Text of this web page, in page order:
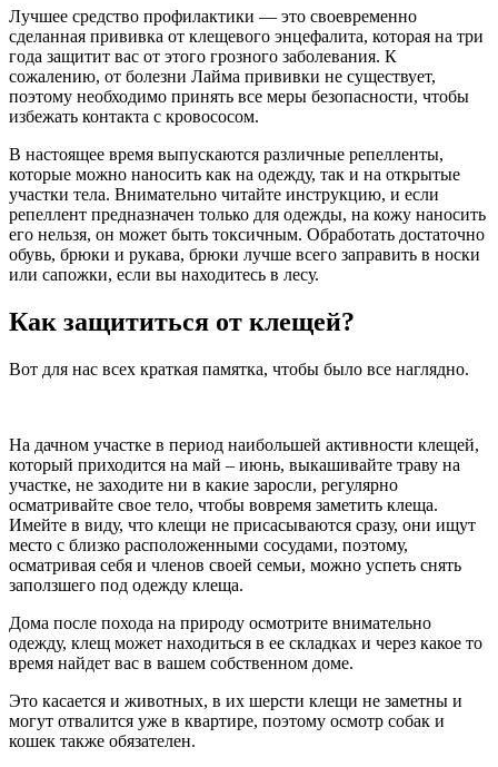
Лучшее средство профилактики — это своевременно
сделанная прививка от клещевого энцефалита, которая на три
года защитит вас от этого грозного заболевания. К
сожалению, от болезни Лайма прививки не существует,
поэтому необходимо принять все меры безопасности, чтобы
избежать контакта с кровососом.
В настоящее время выпускаются различные репелленты,
которые можно наносить как на одежду, так и на открытые
участки тела. Внимательно читайте инструкцию, и если
репеллент предназначен только для одежды, на кожу наносить
его нельзя, он может быть токсичным. Обработать достаточно
обувь, брюки и рукава, брюки лучше всего заправить в носки
или сапожки, если вы находитесь в лесу.
Как защититься от клещей?
Вот для нас всех краткая памятка, чтобы было все наглядно.
На дачном участке в период наибольшей активности клещей,
который приходится на май – июнь, выкашивайте траву на
участке, не заходите ни в какие заросли, регулярно
осматривайте свое тело, чтобы вовремя заметить клеща.
Имейте в виду, что клещи не присасываются сразу, они ищут
место с близко расположенными сосудами, поэтому,
осматривая себя и членов своей семьи, можно успеть снять
заползшего под одежду клеща.
Дома после похода на природу осмотрите внимательно
одежду, клещ может находиться в ее складках и через какое то
время найдет вас в вашем собственном доме.
Это касается и животных, в их шерсти клещи не заметны и
могут отвалится уже в квартире, поэтому осмотр собак и
кошек также обязателен.